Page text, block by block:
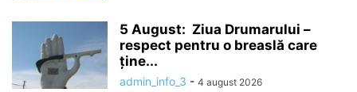
5 August: Ziua Drumarului –
respect pentru o breaslă care
ține...
admin_info_3 - 4 august 2026